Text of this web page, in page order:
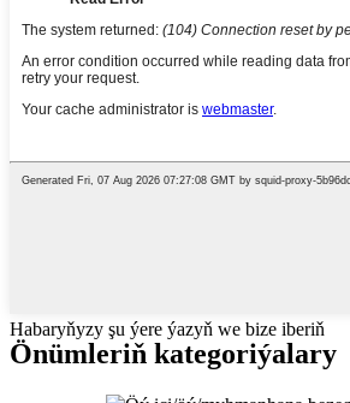
Habaryňyzy şu ýere ýazyň we bize iberiň
Önümleriň kategoriýalary